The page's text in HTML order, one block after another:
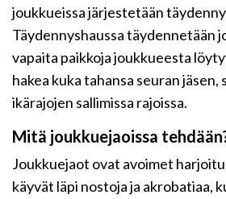
joukkueissa järjestetään
Täydennyshaussa täydennetään
vapaita paikkoja joukkueesta
hakea kuka tahansa seuran jäsen,
ikärajojen sallimissa rajoissa.
Mitä joukkuejaoissa
Joukkuejaot ovat avoimet
käyvät läpi nostoja ja akrobatiaa,